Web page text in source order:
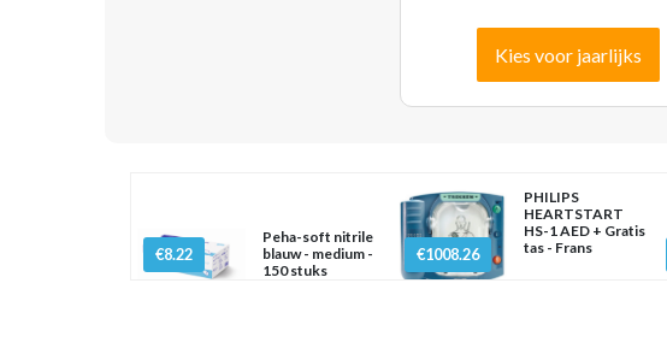
Kies voor jaarlijks
€8.22
Peha-soft nitrile
blauw - medium -
150 stuks
€1008.26
PHILIPS
HEARTSTART
HS-1 AED + Gratis
tas - Frans